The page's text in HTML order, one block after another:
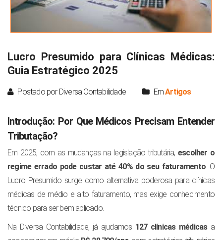
Lucro Presumido para Clínicas Médicas:
Guia Estratégico 2025
Postado por Diversa Contabilidade EmArtigos
Introdução: Por Que Médicos Precisam Entender
Tributação?
Em 2025, com as mudanças na legislação tributária, escolher o
regime errado pode custar até 40% do seu faturamento. O
Lucro Presumido surge como alternativa poderosa para clínicas
médicas de médio e alto faturamento, mas exige conhecimento
técnico para ser bem aplicado.
Na Diversa Contabilidade, já ajudamos 127 clínicas médicasa